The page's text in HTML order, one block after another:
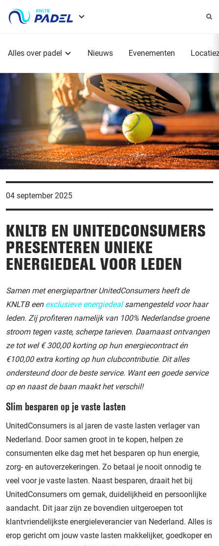
Alles over padel Nieuws Evenementen
04 september 2025
KNLTB EN UNITEDCONSUMERS
PRESENTEREN UNIEKE
ENERGIEDEAL VOOR LEDEN
Samen met energiepartner UnitedConsumers heeft de
KNLTB een exclusieve energiedealsamengesteld voor haar
leden. Zij profiteren namelijk van 100% Nederlandse groene
stroom tegen vaste, scherpe tarieven. Daarnaast ontvangen
ze tot wel € 300,00 korting op hun energiecontract én
€100,00 extra korting op hun clubcontributie. Dit alles
ondersteund door de beste service. Want een goede service
op en naast de baan maakt het verschil!
Slim besparen op je vaste lasten
UnitedConsumers is al jaren de vaste lasten verlager van
Nederland. Door samen groot in te kopen, helpen ze
consumenten elke dag met het besparen op hun energie,
zorg- en autoverzekeringen. Zo betaal je nooit onnodig te
veel voor je vaste lasten. Naast besparen, draait het bij
UnitedConsumers om gemak, duidelijkheid en persoonlijke
aandacht. Dit jaar zijn ze bovendien uitgeroepen tot
klantvriendelijkste energieleverancier van Nederland. Alles is
erop gericht om jouw vaste lasten makkelijker, goedkoper en